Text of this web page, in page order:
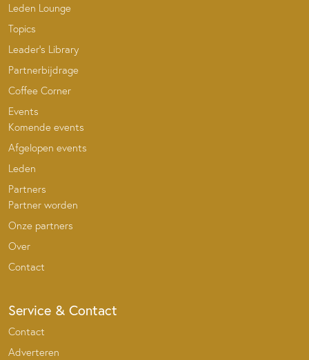
Leden Lounge
Topics
Leader’s Library
Partnerbijdrage
Coffee Corner
Events
Komende events
Afgelopen events
Leden
Partners
Partner worden
Onze partners
Over
Contact
Service & Contact
Contact
Adverteren